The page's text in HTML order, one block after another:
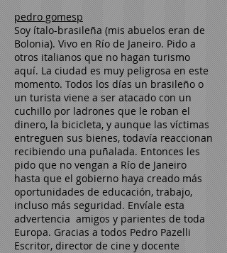
pedro gomesp
Soy ítalo-brasileña (mis abuelos eran de
Bolonia). Vivo en Río de Janeiro. Pido a
otros italianos que no hagan turismo
aquí. La ciudad es muy peligrosa en este
momento. Todos los días un brasileño o
un turista viene a ser atacado con un
cuchillo por ladrones que le roban el
dinero, la bicicleta, y aunque las víctimas
entreguen sus bienes, todavía reaccionan
recibiendo una puñalada. Entonces les
pido que no vengan a Río de Janeiro
hasta que el gobierno haya creado más
oportunidades de educación, trabajo,
incluso más seguridad. Envíale esta
advertencia amigos y parientes de toda
Europa. Gracias a todos Pedro Pazelli
Escritor, director de cine y docente